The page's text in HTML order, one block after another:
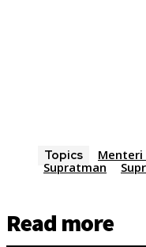
Topics
Menteri
Supratman
Read more